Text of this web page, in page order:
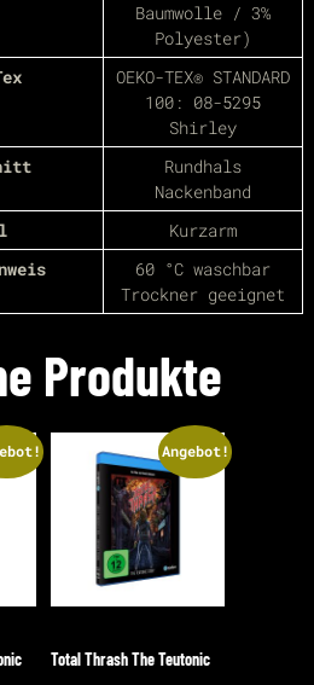
Baumwolle / 3%
Polyester)
OEKO-TEX® STANDARD
100: 08-5295
Shirley
Rundhals
Nackenband
Kurzarm
60 °C waschbar
Trockner geeignet
Produkte
Angebot!
Total Thrash The Teutonic